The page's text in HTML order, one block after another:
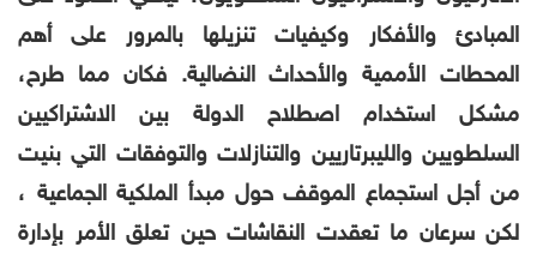
المبادئ والأفكار وكيفيات تنزيلها بالمرور على أهم
المحطات الأممية والأحداث النضالية. فكان مما طرح،
مشكل استخدام اصطلاح الدولة بين الاشتراكيين
السلطويين والليبرتاريين والتنازلات والتوفقات التي بنيت
من أجل استجماع الموقف حول مبدأ الملكية الجماعية ،
لكن سرعان ما تعقدت النقاشات حين تعلق الأمر بإدارة